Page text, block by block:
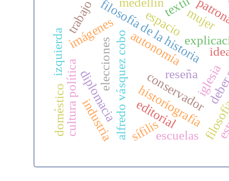
reseña
filosofía de la historia
historiografía
alfredo vásquez cobo
imágenes
conservadoriglesia
diplomacia
elecciones
cultura política
autonomía
izquierda
editorial
espacio
trabajo
industria
textil
sífilis
mujer
doméstico escuelas